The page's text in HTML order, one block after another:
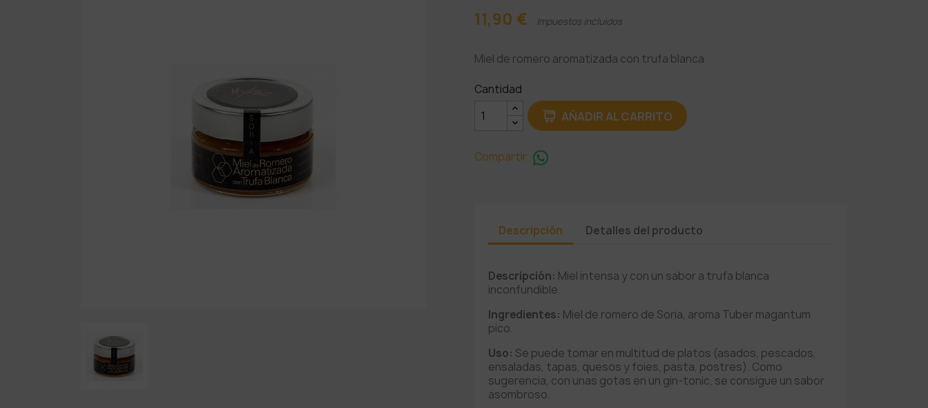
11,90 €
Impuestos incluidos
Miel de romero aromatizada con trufa blanca
Cantidad
AÑADIR AL CARRITO
Compartir
Descripción Detalles del producto
Descripción: Miel intensa y con un sabor a trufa blanca
inconfundible.
Ingredientes: Miel de romero de Soria, aroma Tuber magantum
pico.
Uso: Se puede tomar en multitud de platos (asados, pescados,
ensaladas, tapas, quesos y foies, pasta, postres). Como
sugerencia, con unas gotas en un gin-tonic, se consigue un sabor
asombroso.